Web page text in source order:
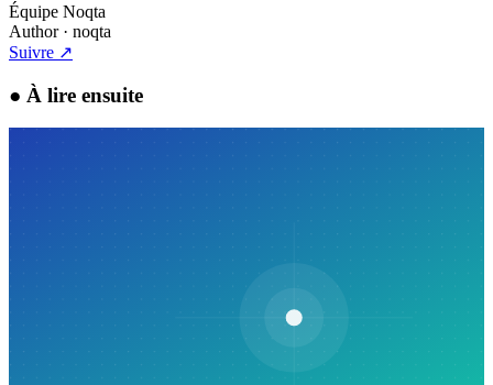
Équipe Noqta
Author· noqta
Suivre ↗
● À lire ensuite